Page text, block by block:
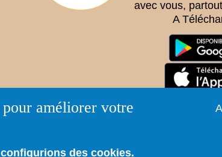
avec vous,
A
améliorer votre
des cookies.